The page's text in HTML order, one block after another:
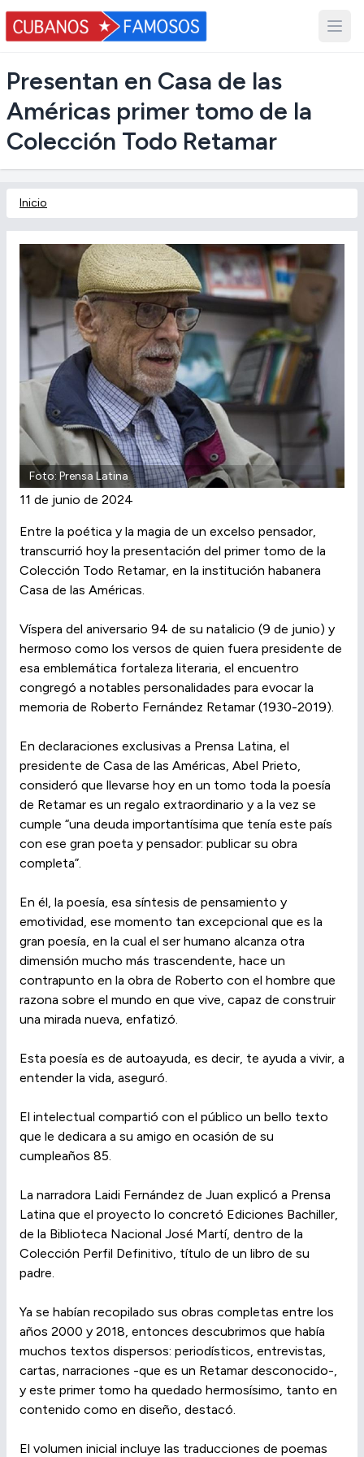
Presentan en Casa de las
Américas primer tomo de la
Colección Todo Retamar
Inicio
Foto: Prensa Latina
11 de junio de 2024
Entre la poética y la magia de un excelso pensador,
transcurrió hoy la presentación del primer tomo de la
Colección Todo Retamar, en la institución habanera
Casa de las Américas.
Víspera del aniversario 94 de su natalicio (9 de junio) y
hermoso como los versos de quien fuera presidente de
esa emblemática fortaleza literaria, el encuentro
congregó a notables personalidades para evocar la
memoria de Roberto Fernández Retamar (1930-2019).
En declaraciones exclusivas a Prensa Latina, el
presidente de Casa de las Américas, Abel Prieto,
consideró que llevarse hoy en un tomo toda la poesía
de Retamar es un regalo extraordinario y a la vez se
cumple “una deuda importantísima que tenía este país
con ese gran poeta y pensador: publicar su obra
completa”.
En él, la poesía, esa síntesis de pensamiento y
emotividad, ese momento tan excepcional que es la
gran poesía, en la cual el ser humano alcanza otra
dimensión mucho más trascendente, hace un
contrapunto en la obra de Roberto con el hombre que
razona sobre el mundo en que vive, capaz de construir
una mirada nueva, enfatizó.
Esta poesía es de autoayuda, es decir, te ayuda a vivir, a
entender la vida, aseguró.
El intelectual compartió con el público un bello texto
que le dedicara a su amigo en ocasión de su
cumpleaños 85.
La narradora Laidi Fernández de Juan explicó a Prensa
Latina que el proyecto lo concretó Ediciones Bachiller,
de la Biblioteca Nacional José Martí, dentro de la
Colección Perfil Definitivo, título de un libro de su
padre.
Ya se habían recopilado sus obras completas entre los
años 2000 y 2018, entonces descubrimos que había
muchos textos dispersos: periodísticos, entrevistas,
cartas, narraciones -que es un Retamar desconocido-,
y este primer tomo ha quedado hermosísimo, tanto en
contenido como en diseño, destacó.
El volumen inicial incluye las traducciones de poemas